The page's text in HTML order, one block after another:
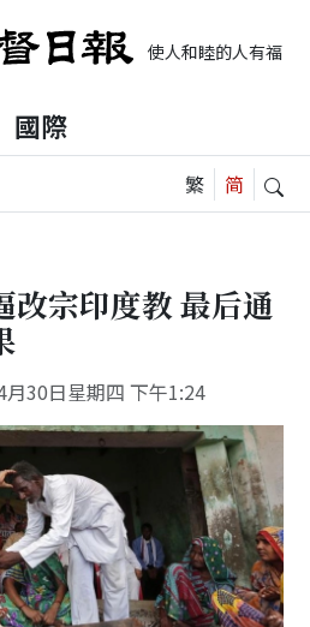
使人和睦的人有福了
國際
改宗印度教 最后通
月30日星期四 下午1:24